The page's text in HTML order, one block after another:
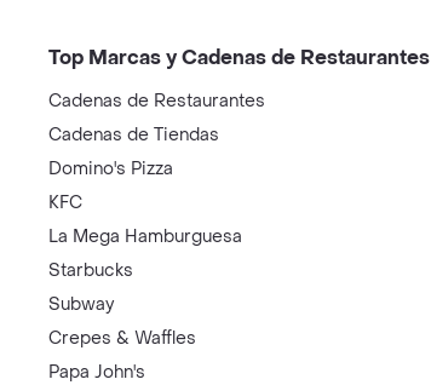
Top Marcas y Cadenas de Restaurantes
Cadenas de Restaurantes
Cadenas de Tiendas
Domino's Pizza
KFC
La Mega Hamburguesa
Starbucks
Subway
Crepes & Waffles
Papa John's